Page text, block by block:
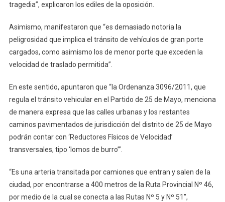
tragedia”, explicaron los ediles de la oposición.
Asimismo, manifestaron que “es demasiado notoria la
peligrosidad que implica el tránsito de vehículos de gran porte
cargados, como asimismo los de menor porte que exceden la
velocidad de traslado permitida”.
En este sentido, apuntaron que “la Ordenanza 3096/2011, que
regula el tránsito vehicular en el Partido de 25 de Mayo, menciona
de manera expresa que las calles urbanas y los restantes
caminos pavimentados de jurisdicción del distrito de 25 de Mayo
podrán contar con ‘Reductores Físicos de Velocidad’
transversales, tipo ‘lomos de burro’”.
“Es una arteria transitada por camiones que entran y salen de la
ciudad, por encontrarse a 400 metros de la Ruta Provincial Nº 46,
por medio de la cual se conecta a las Rutas Nº 5 y Nº 51”,